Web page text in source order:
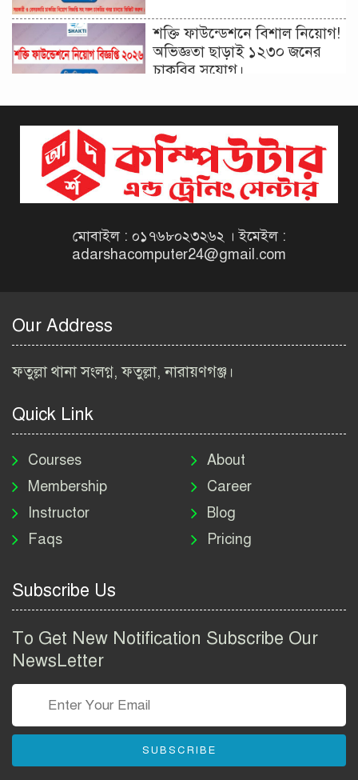
শক্তি ফাউন্ডেশনে বিশাল নিয়োগ!
অভিজ্ঞতা ছাড়াই ১২৩০ জনের
চাকরির সুযোগ।
বিজ্ঞপ্তি ২০২৬ | Taxes Zone
Dinajpur Job Circular 2026
বেসরকারি সংস্থা সেতু (SETU)
Job Circular 2026
২০২৬ | BIWTA Job Circular
মাদকদ্রব্য নিয়ন্ত্রণ অধিদপ্তর
নিয়োগ বিজ্ঞপ্তি ২০২৬ | DNC
Job Circular 2026
পাসপোর্ট করতে কি কি লাগে
২০২৬ | ই-পাসপোর্ট আবেদন ও
Group Job Circular 2026
তথ্য অধিদপ্তর নিয়োগ বিজ্ঞপ্তি
বাংলাদেশ পুলিশ এএসআই
মোবাইল : ০১৭৬৮০২৩২৬২ । ইমেইল :
adarshacomputer24@gmail.com
Our Address
ফতুল্লা থানা সংলগ্ন, ফতুল্লা, নারায়ণগঞ্জ।
Quick Link
Courses
Membership
Instructor
Faqs
About
Career
Blog
Pricing
Subscribe Us
To Get New Notification Subscribe Our
NewsLetter
SUBSCRIBE